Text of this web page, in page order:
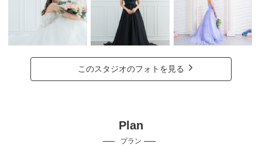
このスタジオのフォトを見る
Plan
プラン